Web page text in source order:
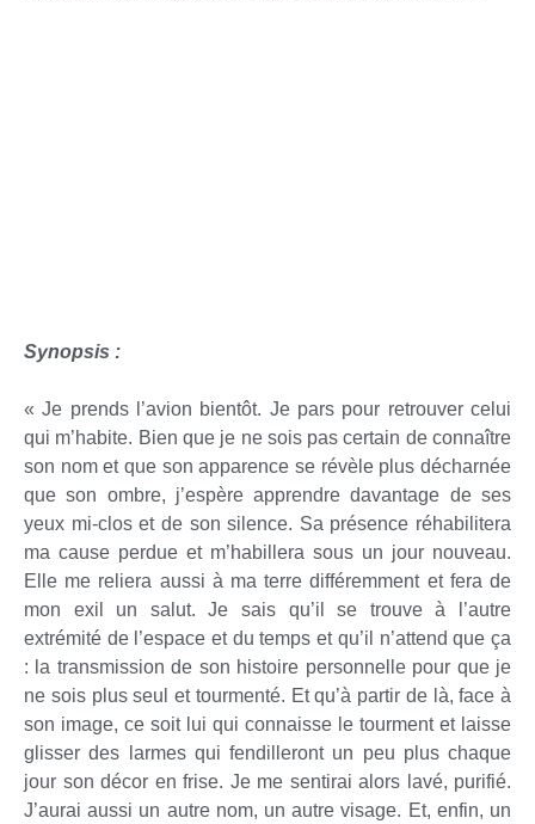
Synopsis :
« Je prends l’avion bientôt. Je pars pour retrouver celui
qui m’habite. Bien que je ne sois pas certain de connaître
son nom et que son apparence se révèle plus décharnée
que son ombre, j’espère apprendre davantage de ses
yeux mi-clos et de son silence. Sa présence réhabilitera
ma cause perdue et m’habillera sous un jour nouveau.
Elle me reliera aussi à ma terre différemment et fera de
mon exil un salut. Je sais qu’il se trouve à l’autre
extrémité de l’espace et du temps et qu’il n’attend que ça
: la transmission de son histoire personnelle pour que je
ne sois plus seul et tourmenté. Et qu’à partir de là, face à
son image, ce soit lui qui connaisse le tourment et laisse
glisser des larmes qui fendilleront un peu plus chaque
jour son décor en frise. Je me sentirai alors lavé, purifié.
J’aurai aussi un autre nom, un autre visage. Et, enfin, un